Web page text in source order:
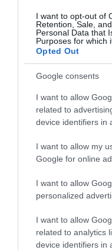
I want to opt-out of
Retention, Sale,
Personal Data that
Purposes for which
Opted Out
Google consents
I want to allow
related to
device identifiers in
I want to allow my
Google for online
I want to allow
personalized
I want to allow
related to analytics
device identifiers in
τους !
πλέον
σύγχρονη
που
μέσω
Μπατσαρα
31/10/2024 στις 15:45
Η βολικά